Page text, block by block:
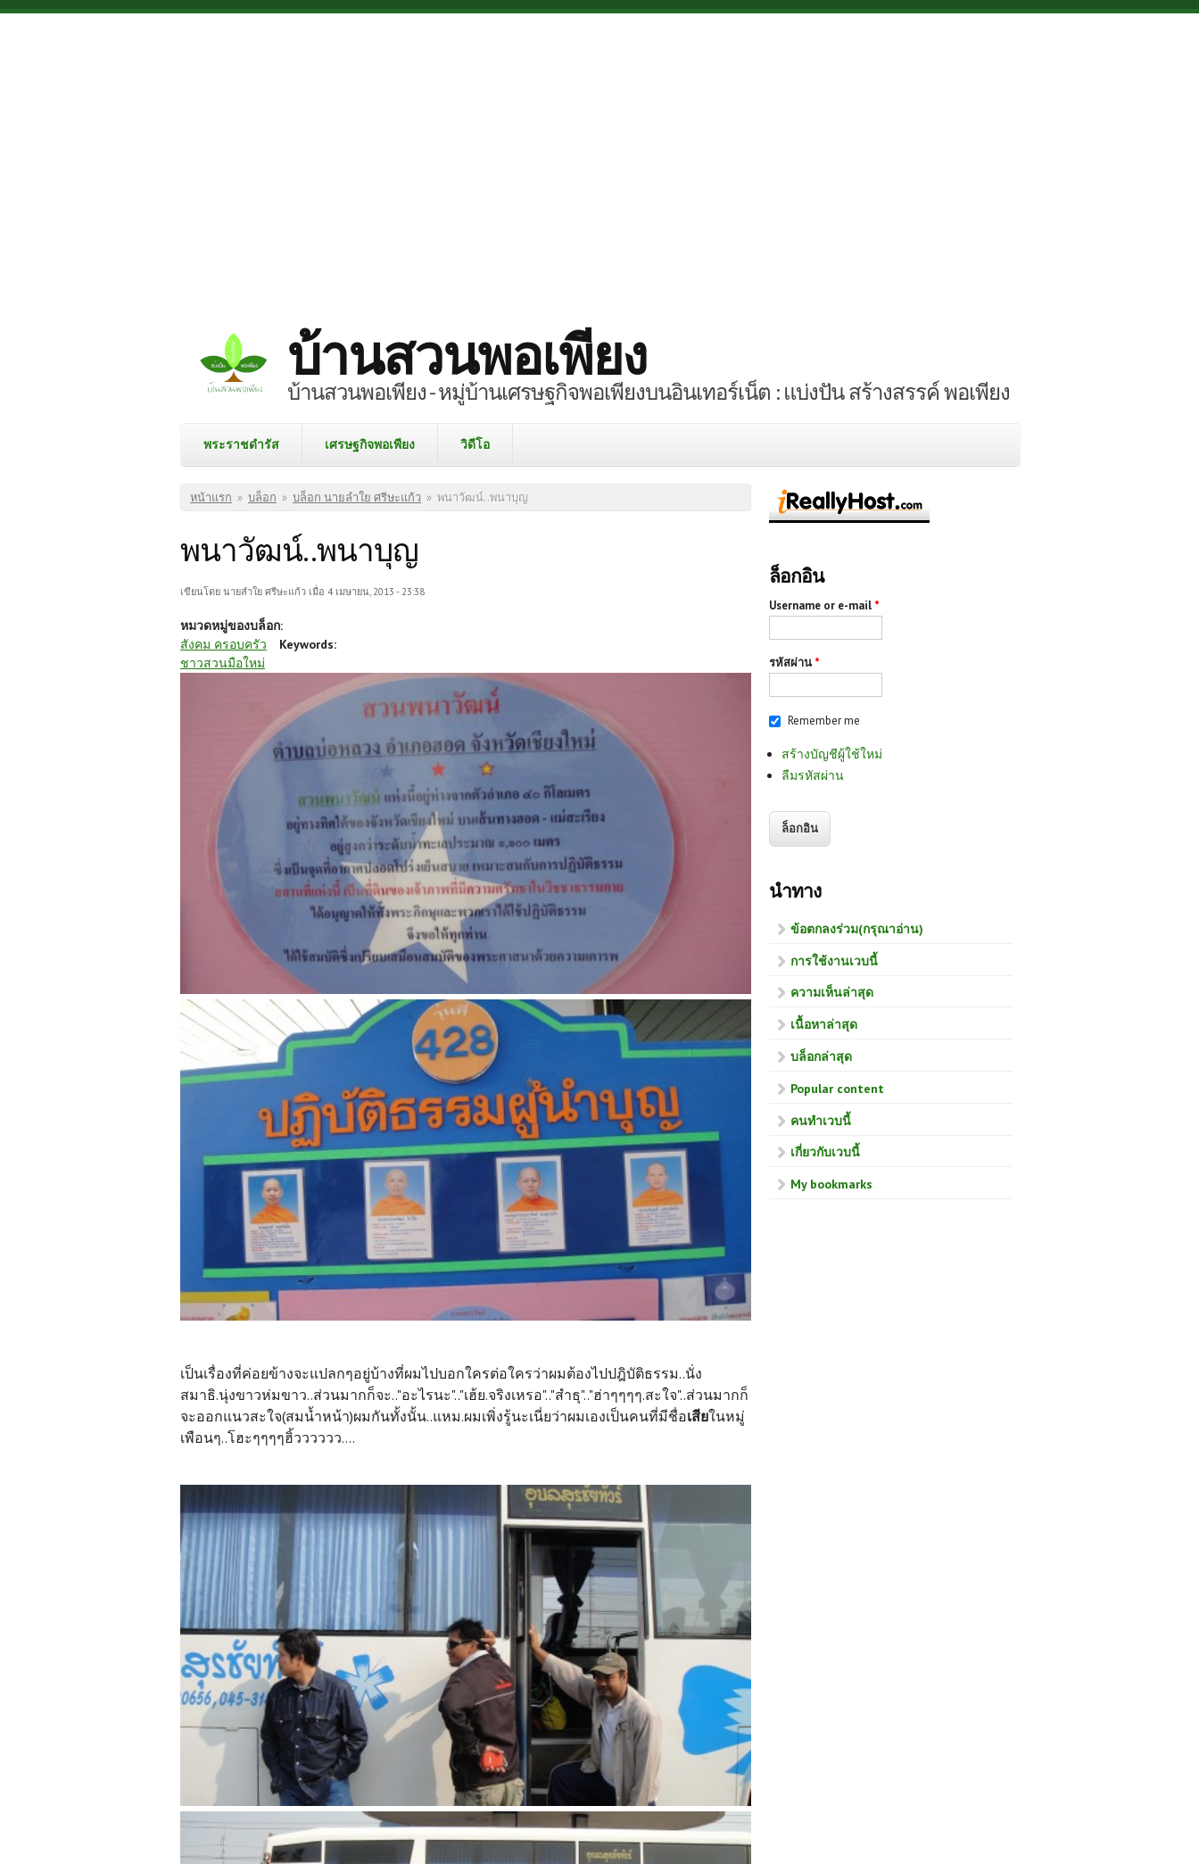
Skip to main content
บ้านสวนพอเพียง
บ้านสวนพอเพียง - หมู่บ้านเศรษฐกิจพอเพียงบนอินเทอร์เน็ต : แบ่งปัน สร้างสรรค์ พอเพียง
พระราชดำรัส เศรษฐกิจพอเพียง วิดีโอ
คุณอยู่ที่นี่
หน้าแรก » บล็อก » บล็อก นายลำใย ศรีษะแก้ว » พนาวัฒน์..พนาบุญ
พนาวัฒน์..พนาบุญ
เขียนโดย นายลำใย ศรีษะแก้ว เมื่อ 4 เมษายน, 2013 - 23:38
หมวดหมู่ของบล็อก:
สังคม ครอบครัว
Keywords:
ชาวสวนมือใหม่
เป็นเรื่องที่ค่อยข้างจะแปลกๆอยู่บ้างที่ผมไปบอกใครต่อใครว่าผมต้องไปปฎิบัติธรรม..นั่ง
สมาธิ.นุ่งขาวห่มขาว..ส่วนมากก็จะ.."อะไรนะ".."เฮ้ย.จริงเหรอ".."สำธุ".."ฮ่าๆๆๆๆ.สะใจ"..ส่วนมากก็
จะออกแนวสะใจ(สมน้ำหน้า)ผมกันทั้งนั้น..แหม.ผมเพิ่งรู้นะเนี่ยว่าผมเองเป็นคนที่มีชื่อเสียในหมู่
เพือนๆ..โฮะๆๆๆๆฮิ้วววววว....
ล็อกอิน
Username or e-mail *
รหัสผ่าน *
Remember me
สร้างบัญชีผู้ใช้ใหม่
ลืมรหัสผ่าน
นำทาง
ข้อตกลงร่วม(กรุณาอ่าน)
การใช้งานเวบนี้
ความเห็นล่าสุด
เนื้อหาล่าสุด
บล็อกล่าสุด
Popular content
คนทำเวบนี้
เกี่ยวกับเวบนี้
My bookmarks